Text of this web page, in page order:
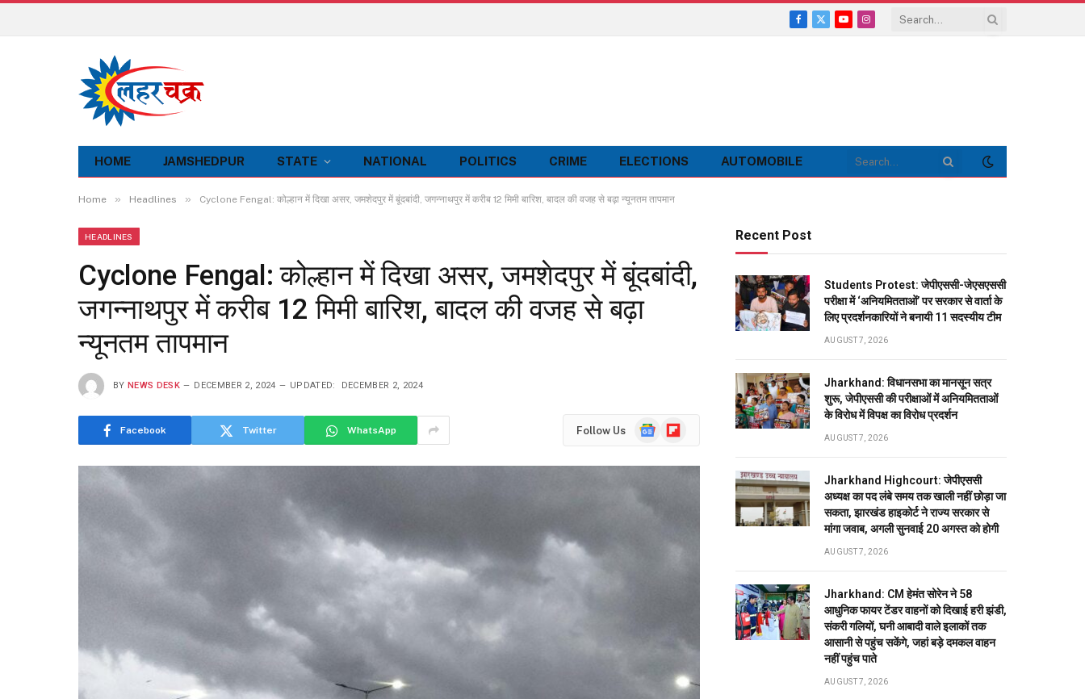
Facebook
X
YouTubeInstagram
HOME JAMSHEDPUR STATE NATIONAL POLITICS CRIME ELECTIONS AUTOMOBILE
Home » Headlines » Cyclone Fengal: कोल्हान में दिखा असर, जमशेदपुर में बूंदबांदी, जगन्नाथपुर में करीब 12 मिमी बारिश, बादल की वजह से बढ़ा न्यूनतम तापमान
HEADLINES
Cyclone Fengal: कोल्हान में दिखा असर, जमशेदपुर में बूंदबांदी,
जगन्नाथपुर में करीब 12 मिमी बारिश, बादल की वजह से बढ़ा
न्यूनतम तापमान
BY NEWS DESK DECEMBER 2, 2024 UPDATED: DECEMBER 2, 2024
Facebook Twitter WhatsApp Follow Us
GoogleFlipboard
Recent Post
Students Protest: जेपीएससी-जेएसएससी
परीक्षा में ‘अनियमितताओं’ पर सरकार से वार्ता के
लिए प्रदर्शनकारियों ने बनायी 11 सदस्यीय टीम
AUGUST 7, 2026
Jharkhand: विधानसभा का मानसून सत्र
शुरू, जेपीएससी की परीक्षाओं में अनियमितताओं
के विरोध में विपक्ष का विरोध प्रदर्शन
AUGUST 7, 2026
Jharkhand Highcourt: जेपीएससी
अध्यक्ष का पद लंबे समय तक खाली नहीं छोड़ा जा
सकता, झारखंड हाइकोर्ट ने राज्य सरकार से
मांगा जवाब, अगली सुनवाई 20 अगस्त को होगी
AUGUST 7, 2026
Jharkhand: CM हेमंत सोरेन ने 58
आधुनिक फायर टेंडर वाहनों को दिखाई हरी झंडी,
संकरी गलियों, घनी आबादी वाले इलाकों तक
आसानी से पहुंच सकेंगे, जहां बड़े दमकल वाहन
नहीं पहुंच पाते
AUGUST 7, 2026